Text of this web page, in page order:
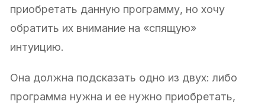
приобретать данную программу, но хочу
обратить их внимание на «спящую»
интуицию.
Она должна подсказать одно из двух: либо
программа нужна и ее нужно приобретать,